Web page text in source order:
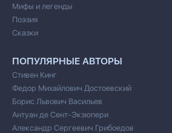
Мифы и легенды
Поэзия
Сказки
ПОПУЛЯРНЫЕ АВТОРЫ
Стивен Кинг
Федор Михайлович Достоевский
Борис Львович Васильев
Антуан де Сент-Экзюпери
Александр Сергеевич Грибоедов